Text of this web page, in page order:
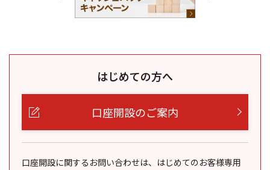
はじめての方へ
口座開設のご案内
口座開設に関するお問い合わせは、はじめてのお客様専用